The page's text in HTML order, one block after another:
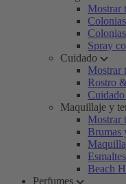
Mostrar
Spray
Cuidado
Mostrar
Rostro
Maquillaje y
Mostrar
Brumas
Beach
Perfumes